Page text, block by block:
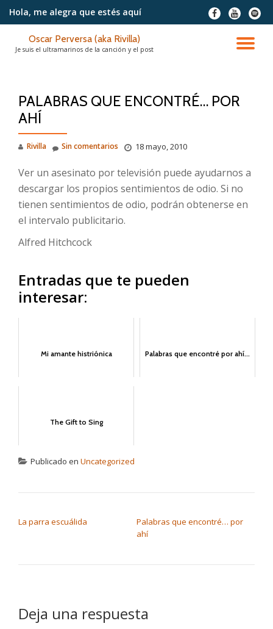
contenido
Hola, me alegra que estés aquí
fa-
facebook
fa-
youtube
fa-
spotify
Oscar Perversa (aka Rivilla)
Je suis el ultramarinos de la canción y el post
PALABRAS QUE ENCONTRÉ… POR
AHÍ
Rivilla 18 mayo, 2010
Sin comentarios
Ver un asesinato por televisión puede ayudarnos a
descargar los propios sentimientos de odio. Si no
tienen sentimientos de odio, podrán obtenerse en
el intervalo publicitario.
Alfred Hitchcock
Entradas que te pueden
interesar:
Mi amante histriónica Palabras que encontré por ahí...
The Gift to Sing
Publicado en Uncategorized
La parra escuálida
Palabras que encontré… por
ahí
Deja una respuesta